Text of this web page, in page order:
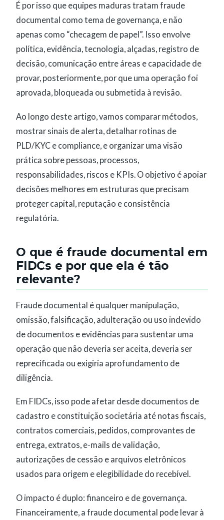
É por isso que equipes maduras tratam fraude
documental como tema de governança, e não
apenas como “checagem de papel”. Isso envolve
política, evidência, tecnologia, alçadas, registro de
decisão, comunicação entre áreas e capacidade de
provar, posteriormente, por que uma operação foi
aprovada, bloqueada ou submetida à revisão.
Ao longo deste artigo, vamos comparar métodos,
mostrar sinais de alerta, detalhar rotinas de
PLD/KYC e compliance, e organizar uma visão
prática sobre pessoas, processos,
responsabilidades, riscos e KPIs. O objetivo é apoiar
decisões melhores em estruturas que precisam
proteger capital, reputação e consistência
regulatória.
O que é fraude documental em
FIDCs e por que ela é tão
relevante?
Fraude documental é qualquer manipulação,
omissão, falsificação, adulteração ou uso indevido
de documentos e evidências para sustentar uma
operação que não deveria ser aceita, deveria ser
reprecificada ou exigiria aprofundamento de
diligência.
Em FIDCs, isso pode afetar desde documentos de
cadastro e constituição societária até notas fiscais,
contratos comerciais, pedidos, comprovantes de
entrega, extratos, e-mails de validação,
autorizações de cessão e arquivos eletrônicos
usados para origem e elegibilidade do recebível.
O impacto é duplo: financeiro e de governança.
Financeiramente, a fraude documental pode levar à